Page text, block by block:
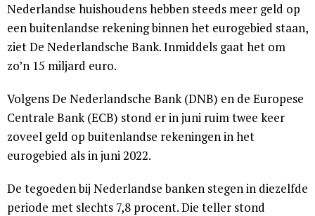
Nederlandse huishoudens hebben steeds meer geld op
een buitenlandse rekening binnen het eurogebied staan,
ziet De Nederlandsche Bank. Inmiddels gaat het om
zo’n 15 miljard euro.
Volgens De Nederlandsche Bank (DNB) en de Europese
Centrale Bank (ECB) stond er in juni ruim twee keer
zoveel geld op buitenlandse rekeningen in het
eurogebied als in juni 2022.
De tegoeden bij Nederlandse banken stegen in diezelfde
periode met slechts 7,8 procent. Die teller stond